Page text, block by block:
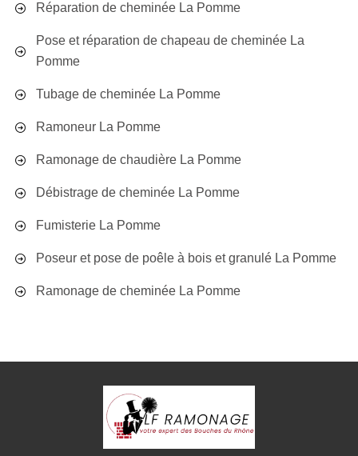
Réparation de cheminée La Pomme
Pose et réparation de chapeau de cheminée La
Pomme
Tubage de cheminée La Pomme
Ramoneur La Pomme
Ramonage de chaudière La Pomme
Débistrage de cheminée La Pomme
Fumisterie La Pomme
Poseur et pose de poêle à bois et granulé La Pomme
Ramonage de cheminée La Pomme